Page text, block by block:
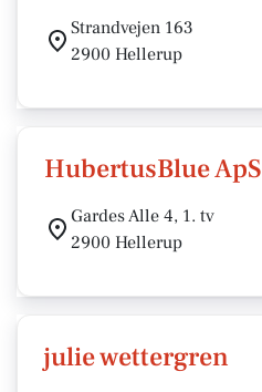
Strandvejen 163
2900 Hellerup
HubertusBlue ApS
Gardes Alle 4, 1. tv
2900 Hellerup
julie wettergren